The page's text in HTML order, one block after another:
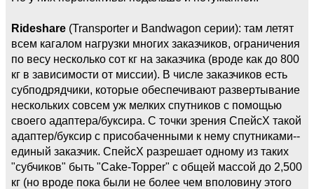
Rideshare (Transporter и Bandwagon серии): там летят
всем кагалом нагрузки многих заказчиков, ограничения
по весу несколько сот кг на заказчика (вроде как до 800
кг в зависимости от миссии). В числе заказчиков есть
субподрядчики, которые обеспечивают развертывание
нескольких совсем уж мелких спутников с помощью
своего адаптера/буксира. С точки зрения СпейсХ такой
адаптер/буксир с присобаченными к нему спутниками--
единый заказчик. СпейсХ разрешает одному из таких
"субчиков" быть "Cake-Topper" с общей массой до 2,500
кг (но вроде пока были не более чем вполовину этого